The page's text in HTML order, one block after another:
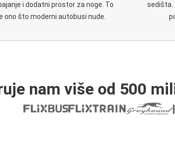
i dodatni prostor za noge. To
ono što moderni autobusi nude.
sedišta.
nam više od 500